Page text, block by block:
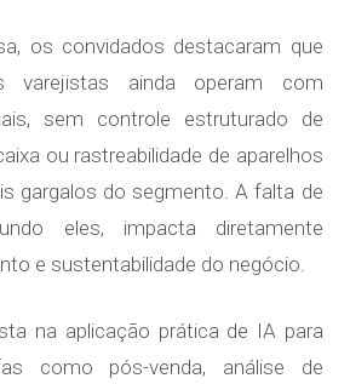
os convidados destacaram que
varejistas ainda operam com
sem controle estruturado de
ou rastreabilidade de aparelhos
gargalos do segmento. A falta de
eles, impacta diretamente
e sustentabilidade do negócio.
na aplicação prática de IA para
como pós-venda, análise de